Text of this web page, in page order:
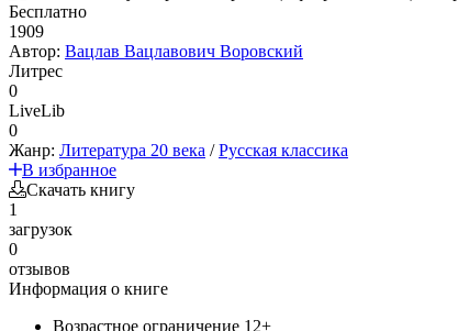
Бесплатно
1909
Автор: Вацлав Вацлавович Воровский
Литрес
0
LiveLib
0
Жанр: Литература 20 века /Русская классика
В избранное
Скачать книгу
1
загрузок
0
отзывов
Информация о книге
Возрастное ограничение 12+